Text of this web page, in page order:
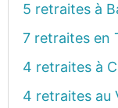
5 retraites à
7 retraites en
4 retraites à
4 retraites au